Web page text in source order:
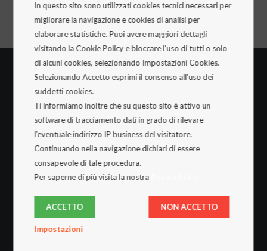
Azienda
Chi Siamo
Certificazioni
Lavora con noi
Centro Privacy
In questo sito sono utilizzati cookies tecnici necessari per
migliorare la navigazione e cookies di analisi per
elaborare statistiche. Puoi avere maggiori dettagli
visitando la Cookie Policy e bloccare l'uso di tutti o solo
di alcuni cookies, selezionando Impostazioni Cookies.
Selezionando Accetto esprimi il consenso all'uso dei
suddetti cookies.
Ti informiamo inoltre che su questo sito è attivo un
software di tracciamento dati in grado di rilevare
l’eventuale indirizzo IP business del visitatore.
Continuando nella navigazione dichiari di essere
consapevole di tale procedura.
Per saperne di più visita la nostra
ACCETTO NON ACCETTO
Impostazioni